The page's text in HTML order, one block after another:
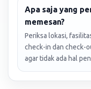
Apa saja yang
memesan?
Periksa lokasi,
check-in dan check-
agar tidak ada hal